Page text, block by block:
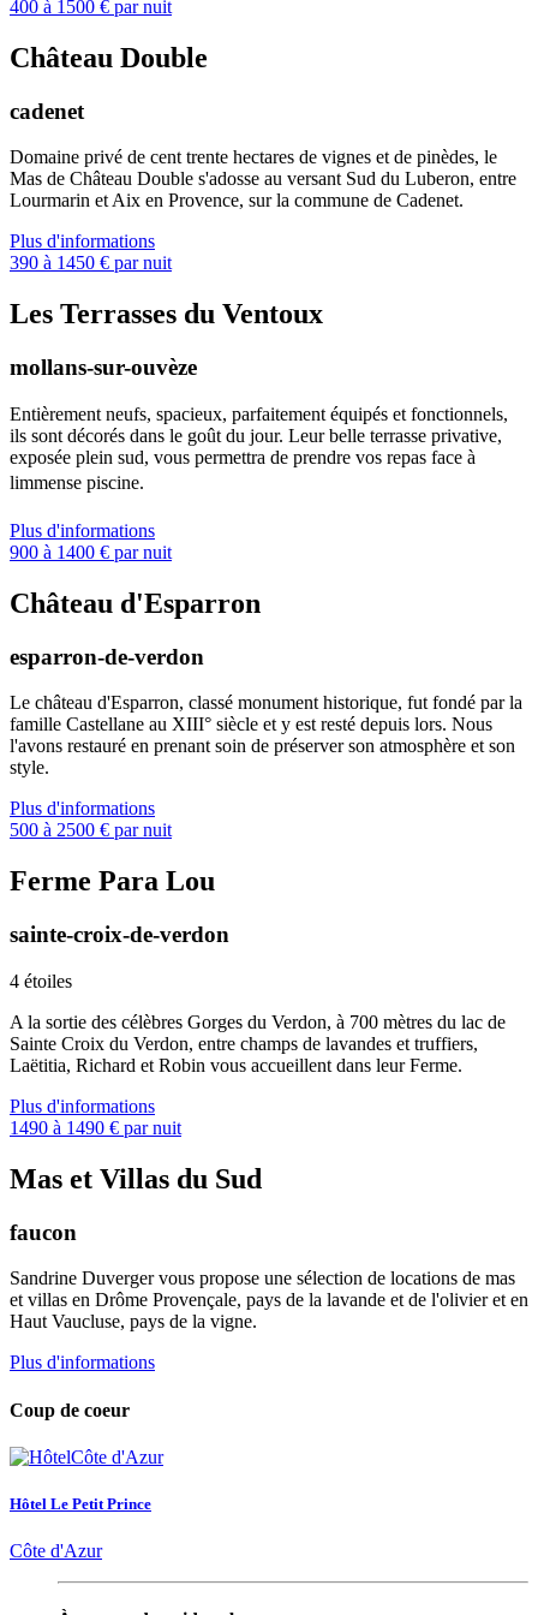
400 à 1500 € par nuit
Château Double
cadenet
Domaine privé de cent trente hectares de vignes et de pinèdes, le
Mas de Château Double s'adosse au versant Sud du Luberon, entre
Lourmarin et Aix en Provence, sur la commune de Cadenet.
Plus d'informations
390 à 1450 € par nuit
Les Terrasses du Ventoux
mollans-sur-ouvèze
Entièrement neufs, spacieux, parfaitement équipés et fonctionnels,
ils sont décorés dans le goût du jour. Leur belle terrasse privative,
exposée plein sud, vous permettra de prendre vos repas face à
limmense piscine.
Plus d'informations
900 à 1400 € par nuit
Château d'Esparron
esparron-de-verdon
Le château d'Esparron, classé monument historique, fut fondé par la
famille Castellane au XIII° siècle et y est resté depuis lors. Nous
l'avons restauré en prenant soin de préserver son atmosphère et son
style.
Plus d'informations
500 à 2500 € par nuit
Ferme Para Lou
sainte-croix-de-verdon
4 étoiles
A la sortie des célèbres Gorges du Verdon, à 700 mètres du lac de
Sainte Croix du Verdon, entre champs de lavandes et truffiers,
Laëtitia, Richard et Robin vous accueillent dans leur Ferme.
Plus d'informations
1490 à 1490 € par nuit
Mas et Villas du Sud
faucon
Sandrine Duverger vous propose une sélection de locations de mas
et villas en Drôme Provençale, pays de la lavande et de l'olivier et en
Haut Vaucluse, pays de la vigne.
Plus d'informations
Coup de coeur
Hôtel Le Petit Prince
Côte d'Azur